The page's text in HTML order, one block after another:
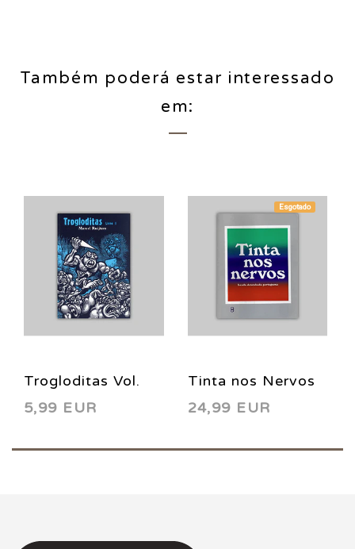
Também poderá estar interessado
em:
Trogloditas Vol.
01 2002
5,99 EUR
Esgotado
Tinta nos Nervos
2011
24,99 EUR